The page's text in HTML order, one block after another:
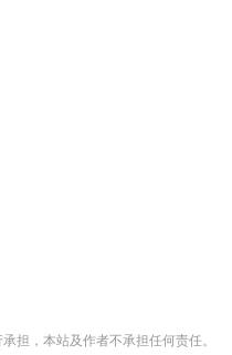
担，本站及作者不承担任何责任。